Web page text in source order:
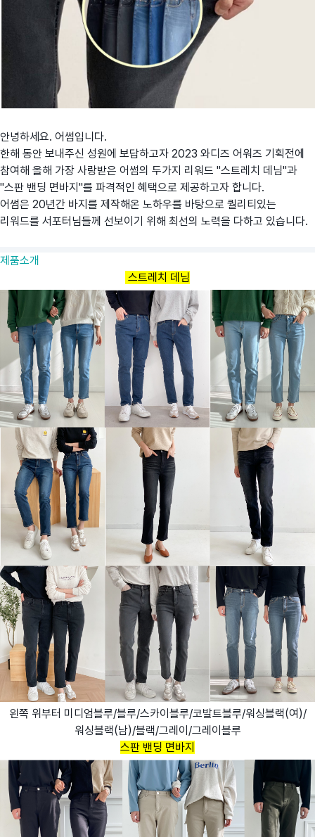
안녕하세요. 어썸입니다.
한해 동안 보내주신 성원에 보답하고자 2023 와디즈 어워즈 기획전에
참여해 올해 가장 사랑받은 어썸의 두가지 리워드 "스트레치 데님"과
"스판 밴딩 면바지"를 파격적인 혜택으로 제공하고자 합니다.
어썸은 20년간 바지를 제작해온 노하우를 바탕으로 퀄리티있는
리워드를 서포터님들께 선보이기 위해 최선의 노력을 다하고 있습니다.
제품소개
스트레치 데님
왼쪽 위부터 미디엄블루/블루/스카이블루/코발트블루/워싱블랙(여)/
워싱블랙(남)/블랙/그레이/그레이블루
스판 밴딩 면바지